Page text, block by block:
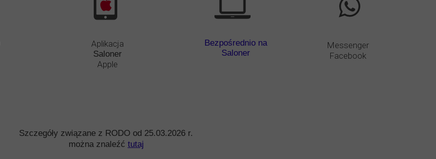
Szczegóły związane z RODO od 25.03.2026 r.
można znaleźć tutaj
Messenger
Facebook
Bezpośrednio na
Saloner
Aplikacja
Saloner
Apple